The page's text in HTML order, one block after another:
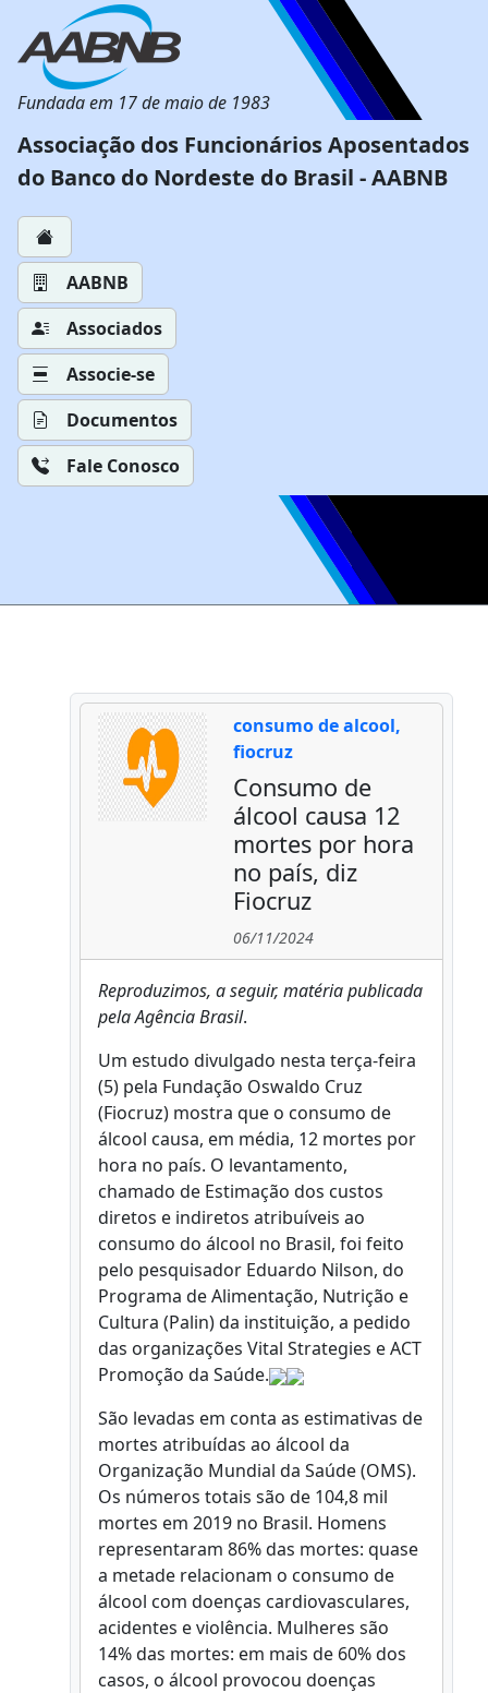
Fundada em 17 de maio de 1983
Associação dos Funcionários Aposentados
do Banco do Nordeste do Brasil - AABNB
AABNB
Associados
Associe-se
Documentos
Fale Conosco
consumo de alcool,
fiocruz
Consumo de
álcool causa 12
mortes por hora
no país, diz
Fiocruz
06/11/2024
Reproduzimos, a seguir, matéria publicada
pela Agência Brasil.
Um estudo divulgado nesta terça-feira
(5) pela Fundação Oswaldo Cruz
(Fiocruz) mostra que o consumo de
álcool causa, em média, 12 mortes por
hora no país. O levantamento,
chamado de Estimação dos custos
diretos e indiretos atribuíveis ao
consumo do álcool no Brasil, foi feito
pelo pesquisador Eduardo Nilson, do
Programa de Alimentação, Nutrição e
Cultura (Palin) da instituição, a pedido
das organizações Vital Strategies e ACT
Promoção da Saúde.
São levadas em conta as estimativas de
mortes atribuídas ao álcool da
Organização Mundial da Saúde (OMS).
Os números totais são de 104,8 mil
mortes em 2019 no Brasil. Homens
representaram 86% das mortes: quase
a metade relacionam o consumo de
álcool com doenças cardiovasculares,
acidentes e violência. Mulheres são
14% das mortes: em mais de 60% dos
casos, o álcool provocou doenças